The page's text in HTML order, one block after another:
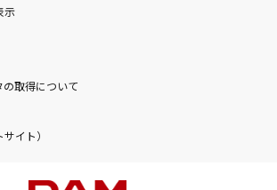
族や友達と一緒に！練習にも！
示
の取得について
イト）